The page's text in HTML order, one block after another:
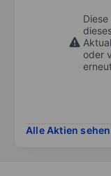
oder
Alle Aktien sehen